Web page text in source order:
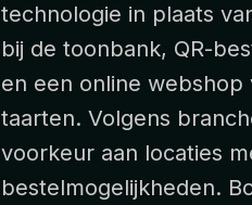
technologie in plaats
bij de toonbank, QR-
en een online
taarten. Volgens
voorkeur aan locaties
bestelmogelijkheden.